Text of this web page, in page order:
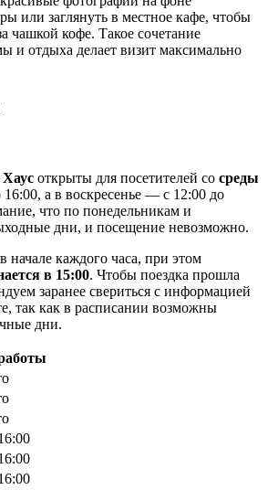
или заглянуть в местное кафе, чтобы
чашкой кофе. Такое сочетание
и отдыха делает визит максимально
открыты для посетителей со среды
16:00, а в воскресенье — с 12:00 до
что по понедельникам и
дни, и посещение невозможно.
начале каждого часа, при этом
в 15:00. Чтобы поездка прошла
заранее свериться с информацией
так как в расписании возможны
дни.